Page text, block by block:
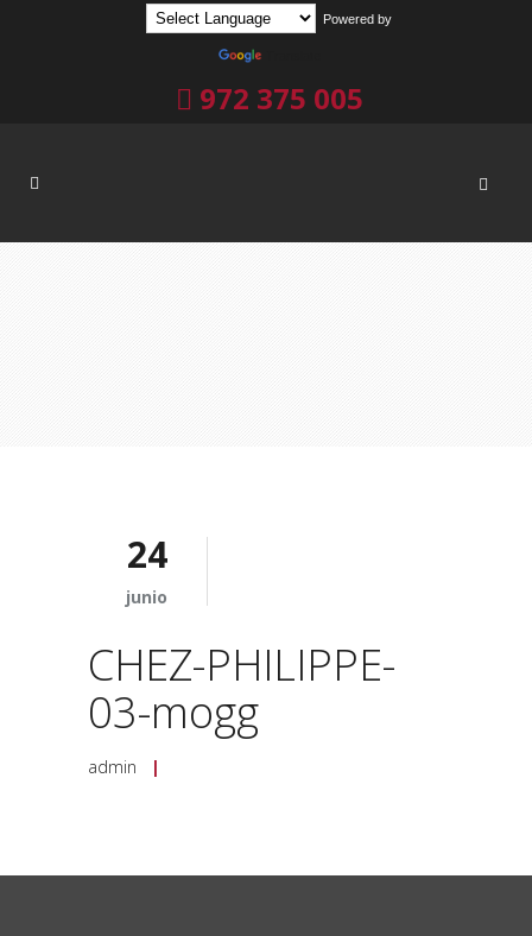
Powered by
972 375 005
24
junio
CHEZ-PHILIPPE-
03-mogg
admin |